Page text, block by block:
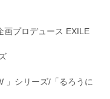
画プロデュース EXILE
」シリーズ/「るろうに